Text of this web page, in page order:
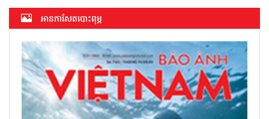
អាន​កាសែត​បោះពុម្ភ